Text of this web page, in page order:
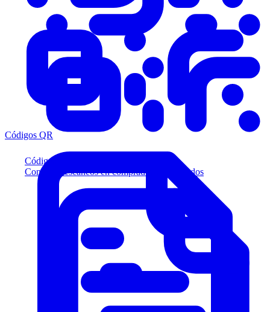
Códigos QR
Convierta escaneos en compradores calificados
Códigos QR